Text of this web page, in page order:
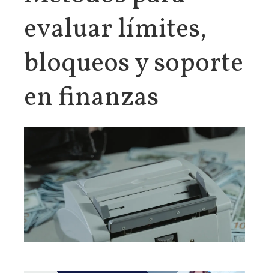
evaluar límites,
bloqueos y soporte
en finanzas